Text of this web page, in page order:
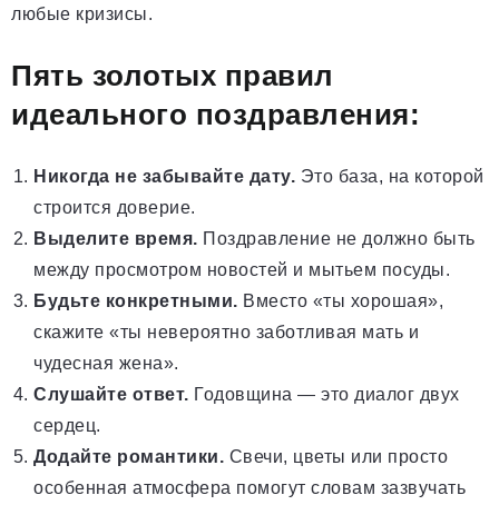
любые кризисы.
Пять золотых правил
идеального поздравления:
Никогда не забывайте дату. Это база, на которой
строится доверие.
Выделите время. Поздравление не должно быть
между просмотром новостей и мытьем посуды.
Будьте конкретными. Вместо «ты хорошая»,
скажите «ты невероятно заботливая мать и
чудесная жена».
Слушайте ответ. Годовщина — это диалог двух
сердец.
Додайте романтики. Свечи, цветы или просто
особенная атмосфера помогут словам зазвучать